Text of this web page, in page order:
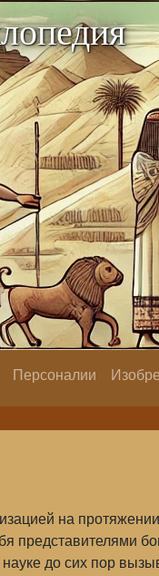
Персоналии
на
представителями
науке до сих пор